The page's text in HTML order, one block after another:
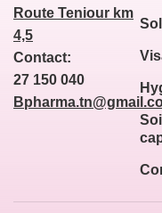
Route Teniour km
4,5
Contact:
27 150 040